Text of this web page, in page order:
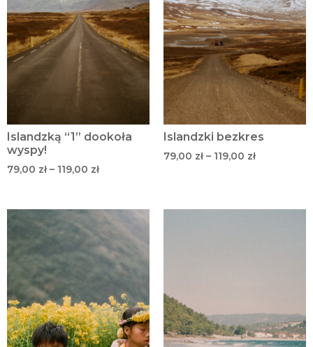
Islandzką “1” dookoła
wyspy!
79,00 zł– 119,00 zł
Islandzki bezkres
79,00 zł– 119,00 zł